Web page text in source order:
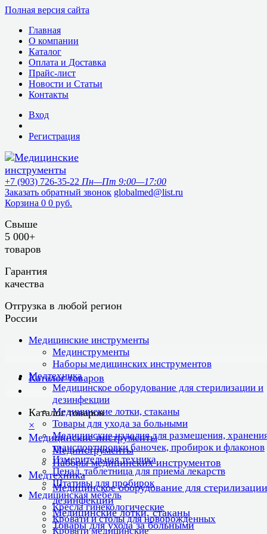
Полная версия сайта
Главная
О компании
Каталог
Оплата и Доставка
Прайс-лист
Новости и Статьи
Контакты
Вход
Регистрация
+7 (903) 726-35-22 Пн—Пт 9:00—17:00
Заказать обратный звонок globalmed@list.ru
Корзина 0 0 руб.
Свыше
5 000+
товаров
Гарантия
качества
Отгрузка в любой регион
России
Медицинские инструменты
Мединструменты
Наборы медицинских инструментов
Медтехника
Медицинское оборудование для стерилизации и
дезинфекции
Медицинские лотки, стаканы
Товары для ухода за больными
Медицинские изделия для размещения,
транспортировки баночек, пробирок и флаконов
Измерительная техника
Пенал, таблетница для приема лекарств
Штативы для пробирок
Медицинская мебель
Кресла гинекологические
Кровати и столы для новорожденных
Кровати медицинские
Каталог товаров
Каталог товаров
×
Медицинские инструменты
Мединструменты
Наборы медицинских инструментов
Медтехника
Медицинское оборудование для
дезинфекции
Медицинские лотки, стаканы
Товары для ухода за больными